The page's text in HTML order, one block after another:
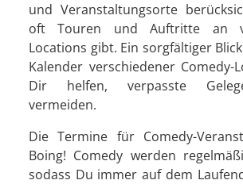
und Veranstaltungsorte
oft Touren und Auftritte an
Locations gibt. Ein sorgfältiger
Kalender verschiedener Comedy-
Dir helfen, verpasste
vermeiden.
Die Termine für Comedy-
Boing! Comedy werden
sodass Du immer auf dem